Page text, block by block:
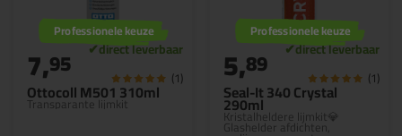
Ottocoll M501 310ml
Transparante lijmkit
Professionele keuze
7,95 (1)
Seal-It 340 Crystal
290ml
Kristalheldere lijmkit💎
Glashelder afdichten,
Professionele keuze
5,89 (1)